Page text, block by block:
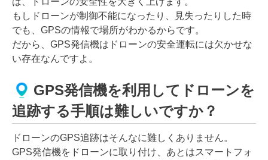
もしドローンが制御不能になったり、見失ったりした時
でも、GPSの情報で場所がわかるからです。
だから、GPS発信機はドローンの安全運転には欠かせな
い存在なんですよ。
GPS発信機を利用してドローンを
追跡する手順は難しいですか？
ドローンのGPS追跡はそんなに難しくありません。
GPS発信機をドローンに取り付け、あとはスマートフォ